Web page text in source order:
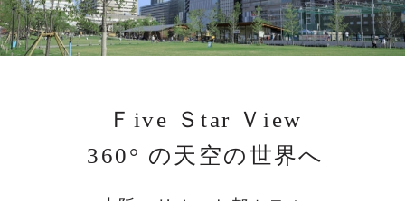
Ｆive Ｓtar Ｖiew
360° の天空の世界へ